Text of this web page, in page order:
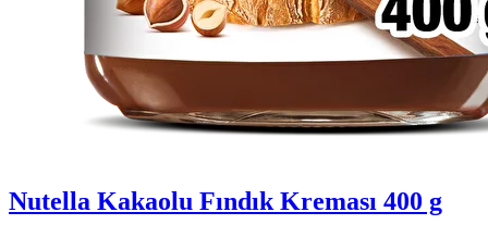
Nutella Kakaolu Fındık Kreması 400 g